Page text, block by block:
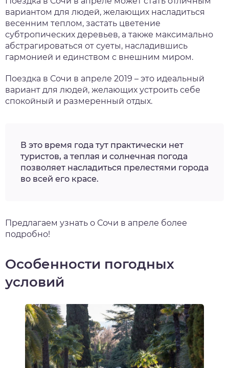
вариантом для людей, желающих насладиться
весенним теплом, застать цветение
субтропических деревьев, а также максимально
абстрагироваться от суеты, насладившись
гармонией и единством с внешним миром.
Поездка в Сочи в апреле 2019 – это идеальный
вариант для людей, желающих устроить себе
спокойный и размеренный отдых.
В это время года тут практически нет
туристов, а теплая и солнечная погода
позволяет насладиться прелестями города
во всей его красе.
Предлагаем узнать о Сочи в апреле более
подробно!
Особенности погодных
условий